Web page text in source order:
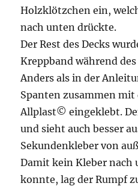
Holzklötzchen ein,
nach unten drückte.
Der Rest des Decks
Kreppband während
Anders als in der
Spanten zusammen
Allplast© eingeklebt.
und sieht auch besser
Sekundenkleber von
Damit kein Kleber nach
konnte, lag der Rumpf